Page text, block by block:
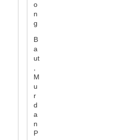
o
n
g
B
a
ut
,
M
u
r
d
a
n
P